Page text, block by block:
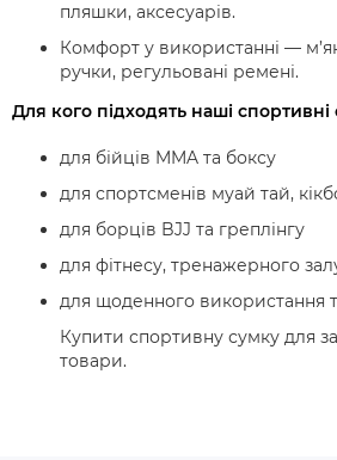
пляшки, аксесуарів.
Комфорт у використанні —
ручки, регульовані ремені.
Для кого підходять наші спортивні
для бійців MMA та боксу
для спортсменів муай тай,
для борців BJJ та греплінгу
для фітнесу, тренажерного
для щоденного використання
Купити спортивну сумку для
товари.